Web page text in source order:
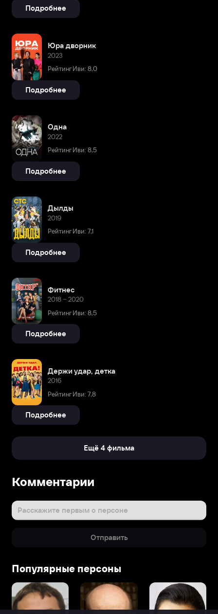
Подробнее
Юра дворник
2023
Рейтинг Иви: 8,0
Подробнее
Одна
2022
Рейтинг Иви: 8,5
Подробнее
Дылды
2019
Рейтинг Иви: 7,1
Подробнее
Фитнес
2018 – 2020
Рейтинг Иви: 8,5
Подробнее
Держи удар, детка
2016
Рейтинг Иви: 7,8
Подробнее
Ещё 4 фильма
Комментарии
Расскажите первым о персоне
Отправить
Популярные персоны